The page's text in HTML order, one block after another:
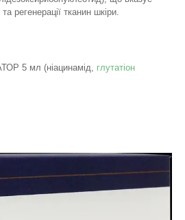
регенерації тканин шкіри.
5 мл (ніацинамід, глутатіон